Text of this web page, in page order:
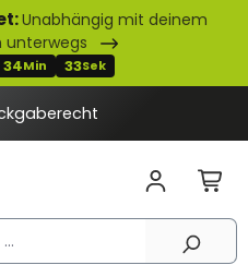
Unabhängig mit deinem
unterwegs
34Min 31Sek
bei Banküberweisung